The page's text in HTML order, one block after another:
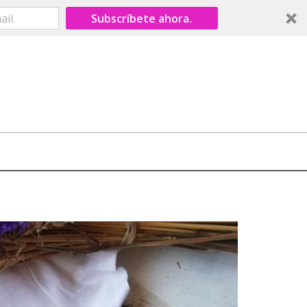
Subscríbete ahora.